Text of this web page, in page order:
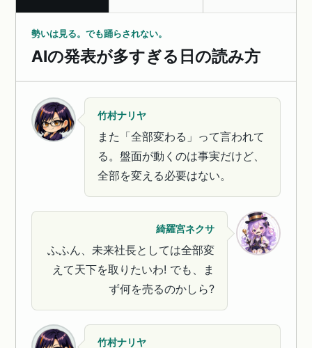
勢いは見る。でも踊らされない。
AIの発表が多すぎる日の読み方
竹村ナリヤ
また「全部変わる」って言われて
る。盤面が動くのは事実だけど、
全部を変える必要はない。
綺羅宮ネクサ
ふふん、未来社長としては全部変
えて天下を取りたいわ! でも、ま
ず何を売るのかしら?
竹村ナリヤ